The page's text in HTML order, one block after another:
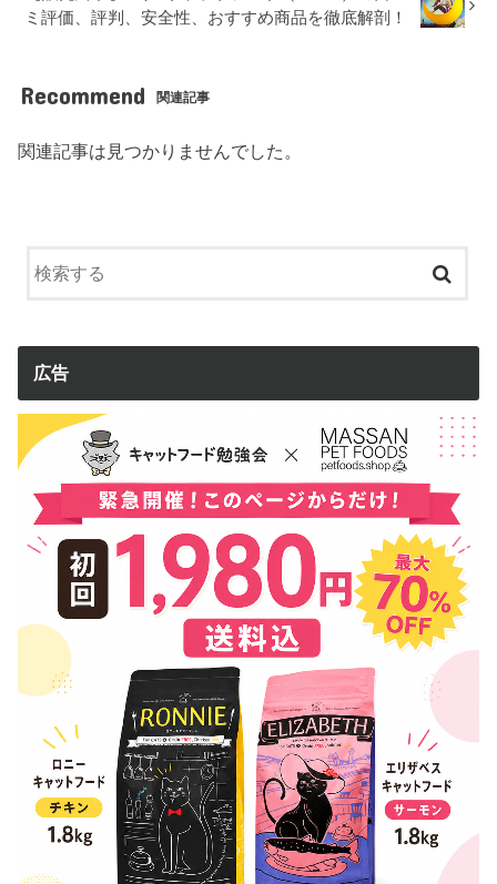
ミ評価、評判、安全性、おすすめ商品を徹底解剖！
Recommend 関連記事
関連記事は見つかりませんでした。
広告